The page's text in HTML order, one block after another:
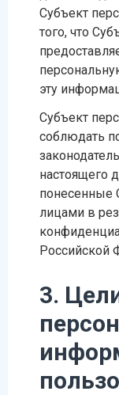
Субъект
того, что
эту
Субъект
соблюдать
настоящего
понесенные
лицами в
Российской
3.